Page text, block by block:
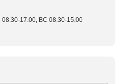
17.00, ВС 08.30-15.00